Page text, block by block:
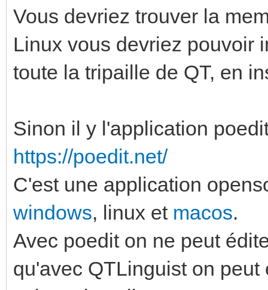
Vous devriez trouver la
Linux vous devriez pouvoir
toute la tripaille de QT, en
Sinon il y l'application
https://poedit.net/
C'est une application
windows, linux et macos.
Avec poedit on ne peut
qu'avec QTLinguist on